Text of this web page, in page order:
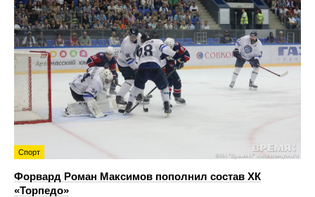
Спорт
Форвард Роман Максимов пополнил состав ХК
«Торпедо»